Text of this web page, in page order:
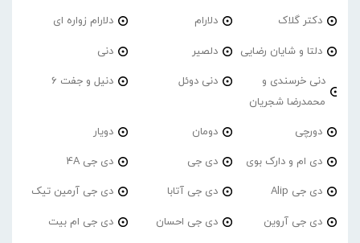
دکتر گلاک دلارام دلارام زواره ای
دلتا و شایان رضایی دلصیر دنی
دنی خرسندی و
محمدرضا شجریان
دنی دوئل دنیل و جفت 6
دورچی دومان دویار
دی ام و دارک بوی دی جی دی جی 4A
دی جی Alip دی جی آتابا دی جی آرمین تیک
دی جی آروین دی جی احسان دی جی ام بیت